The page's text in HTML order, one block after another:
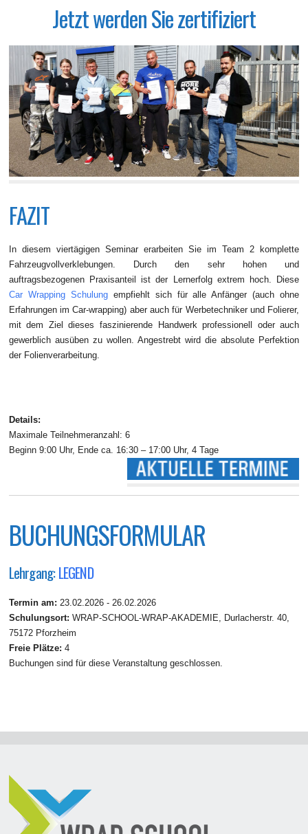
Jetzt werden Sie zertifiziert
FAZIT
In diesem viertägigen Seminar erarbeiten Sie im Team 2 komplette
Fahrzeugvollverklebungen. Durch den sehr hohen und
auftragsbezogenen Praxisanteil ist der Lernerfolg extrem hoch. Diese
Car Wrapping Schulungempfiehlt sich für alle Anfänger (auch ohne
Erfahrungen im Car-wrapping) aber auch für Werbetechniker und Folierer,
mit dem Ziel dieses faszinierende Handwerk professionell oder auch
gewerblich ausüben zu wollen. Angestrebt wird die absolute Perfektion
der Folienverarbeitung.
Details:
Maximale Teilnehmeranzahl: 6
Beginn 9:00 Uhr, Ende ca. 16:30 – 17:00 Uhr, 4 Tage
BUCHUNGSFORMULAR
Lehrgang:LEGEND
Termin am: 23.02.2026 - 26.02.2026
Schulungsort: WRAP-SCHOOL-WRAP-AKADEMIE, Durlacherstr. 40,
75172 Pforzheim
Freie Plätze: 4
Buchungen sind für diese Veranstaltung geschlossen.